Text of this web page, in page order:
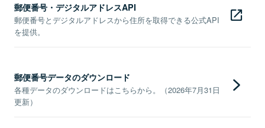
郵便番号・デジタルアドレスAPI
郵便番号とデジタルアドレスから住所を取得できる公式API
を提供。
郵便番号データのダウンロード
各種データのダウンロードはこちらから。（2026年7月31日
更新）